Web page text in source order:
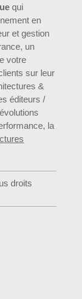
qui
en
et gestion
un
votre
sur leur
&
éditeurs /
la
droits